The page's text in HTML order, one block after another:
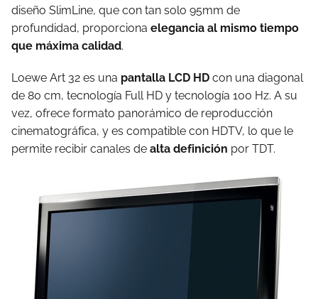
diseño SlimLine, que con tan solo 95mm de
profundidad, proporciona elegancia al mismo tiempo
que máxima calidad.
Loewe Art 32 es una pantalla LCD HD con una diagonal
de 80 cm, tecnología Full HD y tecnología 100 Hz. A su
vez, ofrece formato panorámico de reproducción
cinematográfica, y es compatible con HDTV, lo que le
permite recibir canales de alta definición por TDT.